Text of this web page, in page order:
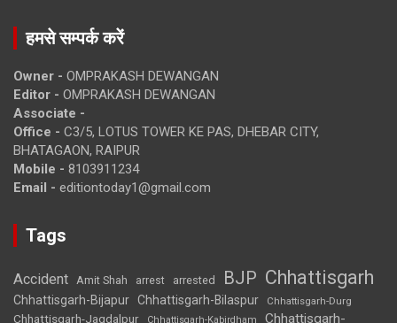
हमसे सम्पर्क करें
Owner - OMPRAKASH DEWANGAN
Editor - OMPRAKASH DEWANGAN
Associate -
Office - C3/5, LOTUS TOWER KE PAS, DHEBAR CITY,
BHATAGAON, RAIPUR
Mobile - 8103911234
Email - editiontoday1@gmail.com
Tags
Accident Amit Shah arrest arrested BJP Chhattisgarh
Chhattisgarh-Bijapur Chhattisgarh-Bilaspur Chhattisgarh-Durg
Chhattisgarh-Jagdalpur Chhattisgarh-Kabirdham
Chhattisgarh-